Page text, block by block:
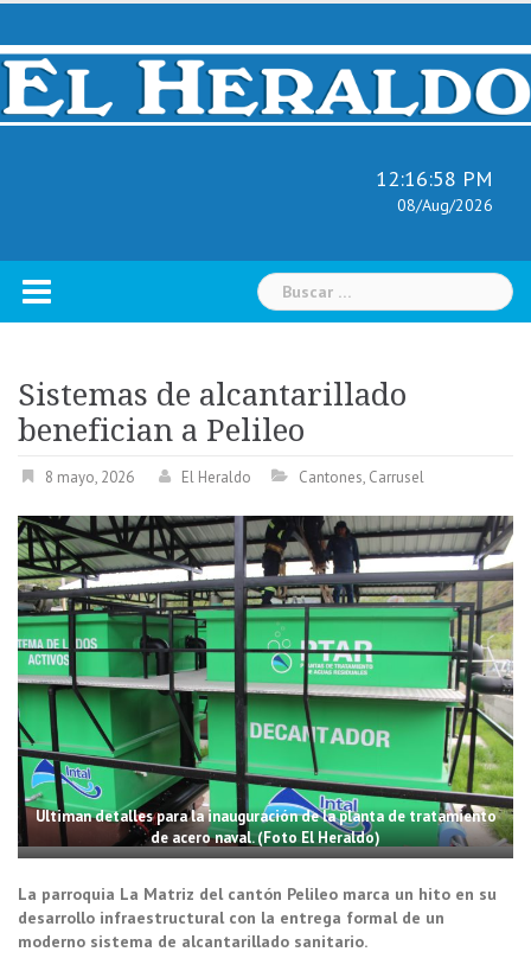
Skip
content
12:16:59 PM
08/Aug/2026
Buscar:
Sistemas de alcantarillado
benefician a Pelileo
8 mayo, 2026 El Heraldo Cantones, Carrusel
Ultiman detalles para la inauguración de la planta de tratamiento
de acero naval. (Foto El Heraldo)
La parroquia La Matriz del cantón Pelileo marca un hito en su
desarrollo infraestructural con la entrega formal de un
moderno sistema de alcantarillado sanitario.